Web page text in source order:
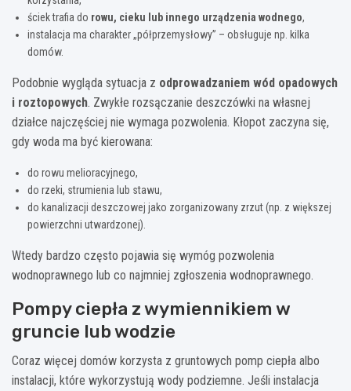
ściek trafia do rowu, cieku lub innego urządzenia wodnego,
instalacja ma charakter „półprzemysłowy” – obsługuje np. kilka
domów.
Podobnie wygląda sytuacja z odprowadzaniem wód opadowych
i roztopowych. Zwykłe rozsączanie deszczówki na własnej
działce najczęściej nie wymaga pozwolenia. Kłopot zaczyna się,
gdy woda ma być kierowana:
do rowu melioracyjnego,
do rzeki, strumienia lub stawu,
do kanalizacji deszczowej jako zorganizowany zrzut (np. z większej
powierzchni utwardzonej).
Wtedy bardzo często pojawia się wymóg pozwolenia
wodnoprawnego lub co najmniej zgłoszenia wodnoprawnego.
Pompy ciepła z wymiennikiem w
gruncie lub wodzie
Coraz więcej domów korzysta z gruntowych pomp ciepła albo
instalacji, które wykorzystują wody podziemne. Jeśli instalacja